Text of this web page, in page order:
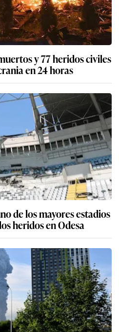
y 77 heridos civiles
en 24 horas
de los mayores estadios
heridos en Odesa